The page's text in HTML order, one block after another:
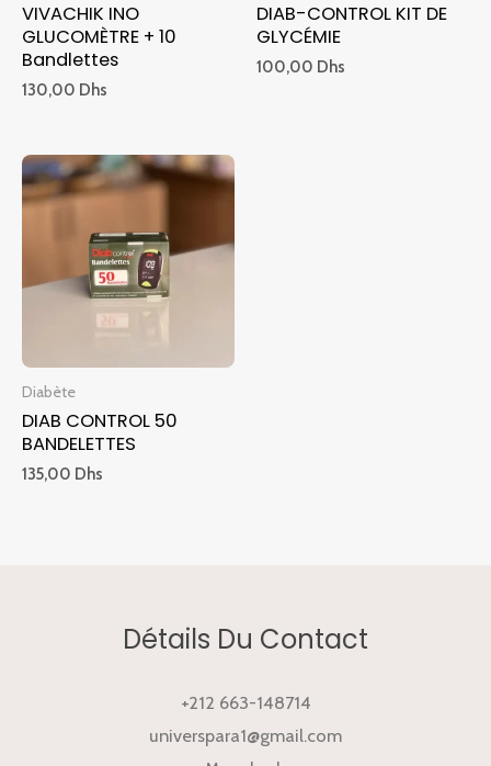
VIVACHIK INO
GLUCOMÈTRE + 10
Bandlettes
130,00 Dhs
DIAB-CONTROL KIT DE
GLYCÉMIE
100,00 Dhs
Diabète
DIAB CONTROL 50
BANDELETTES
135,00 Dhs
Détails Du Contact
+212 663-148714
universpara1@gmail.com